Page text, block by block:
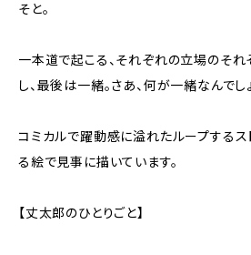
そと。
一本道で起こる、それぞれの立場のそれ
し、最後は一緒。さあ、何が一緒なんでし
コミカルで躍動感に溢れたループする
る絵で見事に描いています。
【丈太郎のひとりごと】